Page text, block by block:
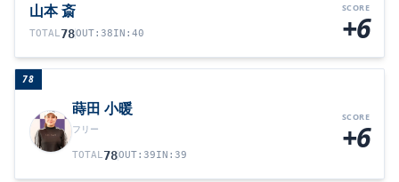
山本 斎
TOTAL78OUT: 38IN : 40
SCORE
+6
78
蒔田 小暖
フリー
TOTAL78OUT: 39IN : 39
SCORE
+6